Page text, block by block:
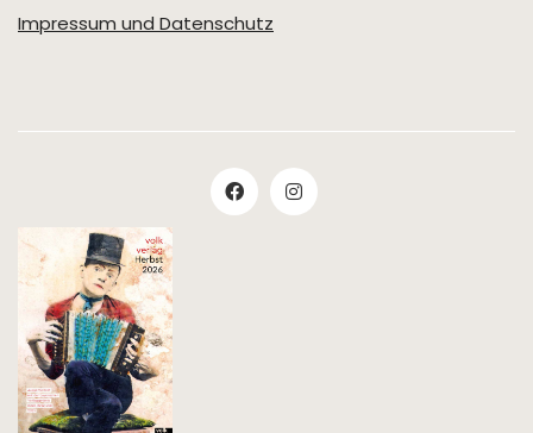
Impressum und Datenschutz